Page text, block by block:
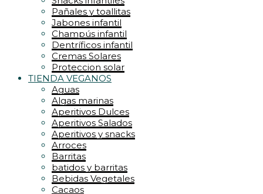
Pañales y toallitas
Jabones infantil
Champús infantil
Dentríficos infantil
Cremas Solares
Proteccion solar
TIENDA VEGANOS
Aguas
Algas marinas
Aperitivos Dulces
Aperitivos Salados
Aperitivos y snacks
Arroces
Barritas
batidos y barritas
Bebidas Vegetales
Cacaos